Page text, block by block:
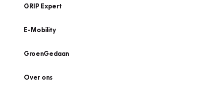
GRIP Expert
E-Mobility
GroenGedaan
Over ons